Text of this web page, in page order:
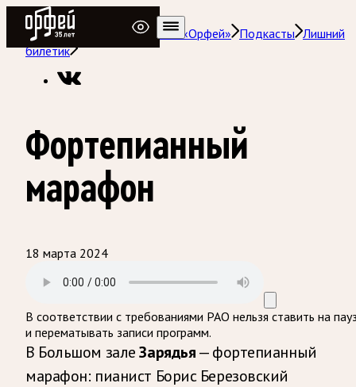
Радио Орфей
Радио классической музыки «Орфей» Подкасты Лишний
билетик
Фортепианный
марафон
18 марта 2024
В соответствии с требованиями РАО нельзя ставить на
и перематывать записи программ.
В Большом залеЗарядья— фортепианный
марафон: пианист Борис Березовский